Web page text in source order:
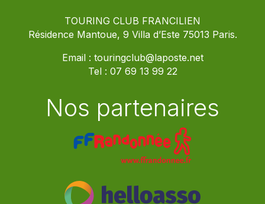
TOURING CLUB FRANCILIEN
Résidence Mantoue, 9 Villa d’Este 75013 Paris.
Email : touringclub@laposte.net
Tel : 07 69 13 99 22
Nos partenaires